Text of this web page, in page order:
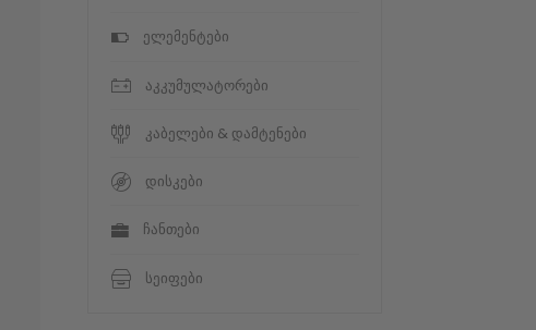
ელემენტები
აკკუმულატორები
კაბელები & დამტენები
დისკები
ჩანთები
სეიფები